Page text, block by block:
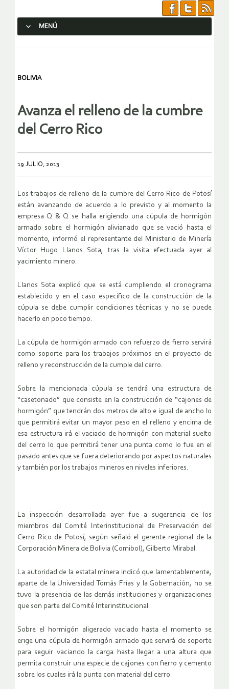
MENÚ
BOLIVIA
Avanza el relleno de la cumbre
del Cerro Rico
19 JULIO, 2013
Los trabajos de relleno de la cumbre del Cerro Rico de Potosí
están avanzando de acuerdo a lo previsto y al momento la
empresa Q & Q se halla erigiendo una cúpula de hormigón
armado sobre el hormigón alivianado que se vació hasta el
momento, informó el representante del Ministerio de Minería
Víctor Hugo Llanos Sota, tras la visita efectuada ayer al
yacimiento minero.
Llanos Sota explicó que se está cumpliendo el cronograma
establecido y en el caso específico de la construcción de la
cúpula se debe cumplir condiciones técnicas y no se puede
hacerlo en poco tiempo.
La cúpula de hormigón armado con refuerzo de fierro servirá
como soporte para los trabajos próximos en el proyecto de
relleno y reconstrucción de la cumple del cerro.
Sobre la mencionada cúpula se tendrá una estructura de
“casetonado” que consiste en la construcción de “cajones de
hormigón” que tendrán dos metros de alto e igual de ancho lo
que permitirá evitar un mayor peso en el relleno y encima de
esa estructura irá el vaciado de hormigón con material suelto
del cerro lo que permitirá tener una punta como lo fue en el
pasado antes que se fuera deteriorando por aspectos naturales
y también por los trabajos mineros en niveles inferiores.
La inspección desarrollada ayer fue a sugerencia de los
miembros del Comité Interinstitucional de Preservación del
Cerro Rico de Potosí, según señaló el gerente regional de la
Corporación Minera de Bolivia (Comibol), Gilberto Mirabal.
La autoridad de la estatal minera indicó que lamentablemente,
aparte de la Universidad Tomás Frías y la Gobernación, no se
tuvo la presencia de las demás instituciones y organizaciones
que son parte del Comité Interinstitucional.
Sobre el hormigón aligerado vaciado hasta el momento se
erige una cúpula de hormigón armado que servirá de soporte
para seguir vaciando la carga hasta llegar a una altura que
permita construir una especie de cajones con fierro y cemento
sobre los cuales irá la punta con material del cerro.